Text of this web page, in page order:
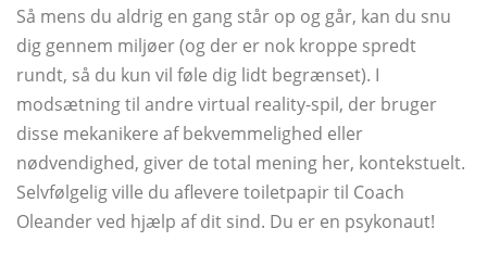
Så mens du aldrig en gang står op og går, kan du snu
dig gennem miljøer (og der er nok kroppe spredt
rundt, så du kun vil føle dig lidt begrænset). I
modsætning til andre virtual reality-spil, der bruger
disse mekanikere af bekvemmelighed eller
nødvendighed, giver de total mening her, kontekstuelt.
Selvfølgelig ville du aflevere toiletpapir til Coach
Oleander ved hjælp af dit sind. Du er en psykonaut!